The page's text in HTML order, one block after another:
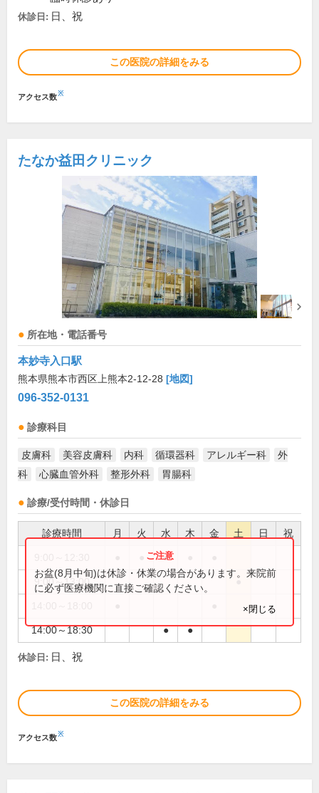
休診日: 日、祝
この医院の詳細をみる
アクセス数※
たなか益田クリニック
所在地・電話番号
本妙寺入口駅
熊本県熊本市西区上熊本2-12-28 [地図]
096-352-0131
診療科目
皮膚科 美容皮膚科 内科 循環器科 アレルギー科
外
科
心臓血管外科 整形外科 胃腸科
診療/受付時間・休診日
診療時間 月 火 水 木 金 土 日 祝
●
9:00～13:00 ●
14:00～18:30 ● ●
お盆(8月中旬)は休診・休業の場合があります。来院前
に必ず医療機関に直接ご確認ください。
×閉じる
休診日: 日、祝
この医院の詳細をみる
アクセス数※